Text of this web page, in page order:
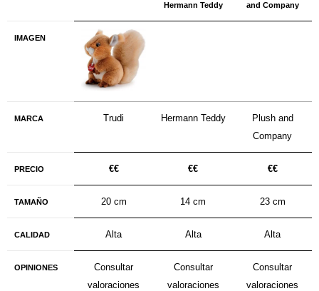
Hermann Teddy and Company
IMAGEN
MARCA Trudi Hermann Teddy
Plush and
Company
PRECIO €€ €€ €€
TAMAÑO 20 cm 14 cm 23 cm
CALIDAD Alta Alta Alta
OPINIONES
Consultar
valoraciones
Consultar
valoraciones
Consultar
valoraciones